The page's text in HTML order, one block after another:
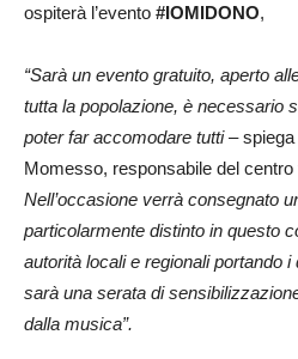
ospiterà l’evento #IOMIDONO,
“Sarà un evento gratuito, aperto
tutta la popolazione, è necessario
poter far accomodare tutti– spiega
Momesso, responsabile del
Nell’occasione verrà consegnato
particolarmente distinto in questo
autorità locali e regionali portando
sarà una serata di
dalla musica”.